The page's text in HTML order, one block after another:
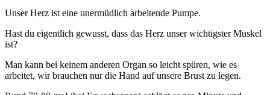
Unser Herz ist eine unermüdlich arbeitende Pumpe.
Hast du eigentlich gewusst, dass das Herz unser wichtigster Muskel
ist?
Man kann bei keinem anderen Organ so leicht spüren, wie es
arbeitet, wir brauchen nur die Hand auf unsere Brust zu legen.